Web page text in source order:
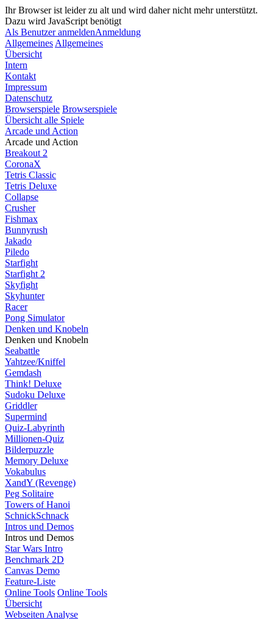
Ihr Browser ist leider zu alt und wird daher nicht mehr unterstützt.
Dazu wird JavaScript benötigt
Als Benutzer anmeldenAnmeldung
Allgemeines Allgemeines
Übersicht
Intern
Kontakt
Impressum
Datenschutz
Browserspiele Browserspiele
Übersicht alle Spiele
Arcade und Action
Arcade und Action
Breakout 2
CoronaX
Tetris Classic
Tetris Deluxe
Collapse
Crusher
Fishmax
Bunnyrush
Jakado
Piledo
Starfight
Starfight 2
Skyfight
Skyhunter
Racer
Pong Simulator
Denken und Knobeln
Denken und Knobeln
Seabattle
Yahtzee/Kniffel
Gemdash
Think! Deluxe
Sudoku Deluxe
Griddler
Supermind
Quiz-Labyrinth
Millionen-Quiz
Bilderpuzzle
Memory Deluxe
Vokabulus
XandY (Revenge)
Peg Solitaire
Towers of Hanoi
SchnickSchnack
Intros und Demos
Intros und Demos
Star Wars Intro
Benchmark 2D
Canvas Demo
Feature-Liste
Online Tools Online Tools
Übersicht
Webseiten Analyse